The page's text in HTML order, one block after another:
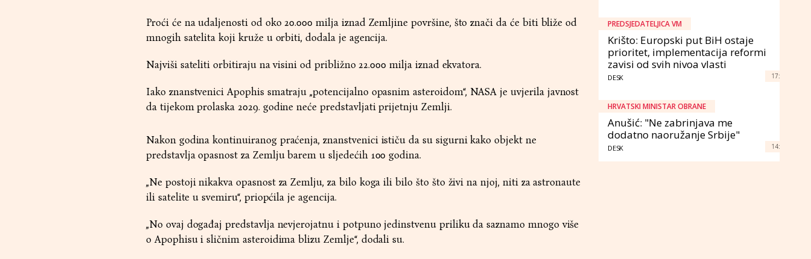
Proći će na udaljenosti od oko 20.000 milja iznad Zemljine površine, što znači da će biti bliže od
mnogih satelita koji kruže u orbiti, dodala je agencija.
Najviši sateliti orbitiraju na visini od približno 22.000 milja iznad ekvatora.
Iako znanstvenici Apophis smatraju „potencijalno opasnim asteroidom“, NASA je uvjerila javnost
da tijekom prolaska 2029. godine neće predstavljati prijetnju Zemlji.
Nakon godina kontinuiranog praćenja, znanstvenici ističu da su sigurni kako objekt ne
predstavlja opasnost za Zemlju barem u sljedećih 100 godina.
„Ne postoji nikakva opasnost za Zemlju, za bilo koga ili bilo što što živi na njoj, niti za astronaute
ili satelite u svemiru“, priopćila je agencija.
„No ovaj događaj predstavlja nevjerojatnu i potpuno jedinstvenu priliku da saznamo mnogo više
o Apophisu i sličnim asteroidima blizu Zemlje“, dodali su.
PREDSJEDATELJICA VM
Krišto: Europski put BiH ostaje
prioritet, implementacija reformi
zavisi od svih nivoa vlasti
DESK 17:
HRVATSKI MINISTAR OBRANE
Anušić: "Ne zabrinjava me
dodatno naoružanje Srbije"
DESK 14: